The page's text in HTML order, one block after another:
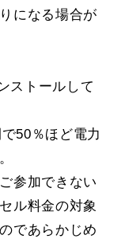
になる場合が
ストールして
50％ほど電力
参加できない
ル料金の対象
であらかじめ